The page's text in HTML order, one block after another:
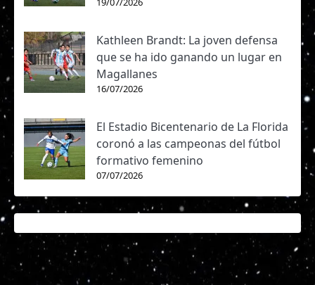
Kathleen Brandt: La joven defensa
que se ha ido ganando un lugar en
Magallanes
16/07/2026
El Estadio Bicentenario de La Florida
coronó a las campeonas del fútbol
formativo femenino
07/07/2026